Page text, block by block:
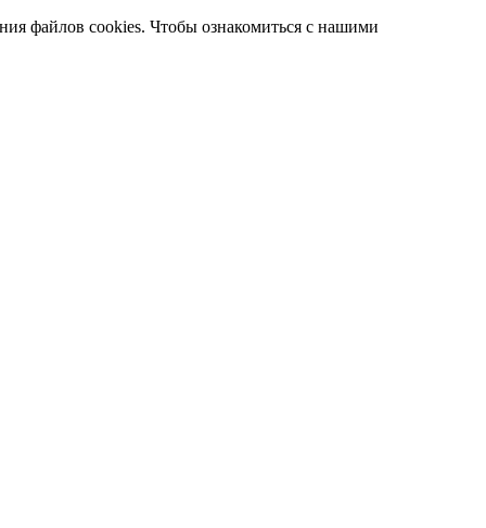
файлов cookies. Чтобы ознакомиться с нашими